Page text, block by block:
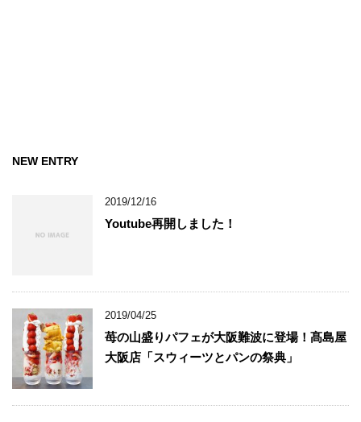
NEW ENTRY
2019/12/16
Youtube再開しました！
2019/04/25
苺の山盛りパフェが大阪難波に登場！髙島屋
大阪店「スウィーツとパンの祭典」